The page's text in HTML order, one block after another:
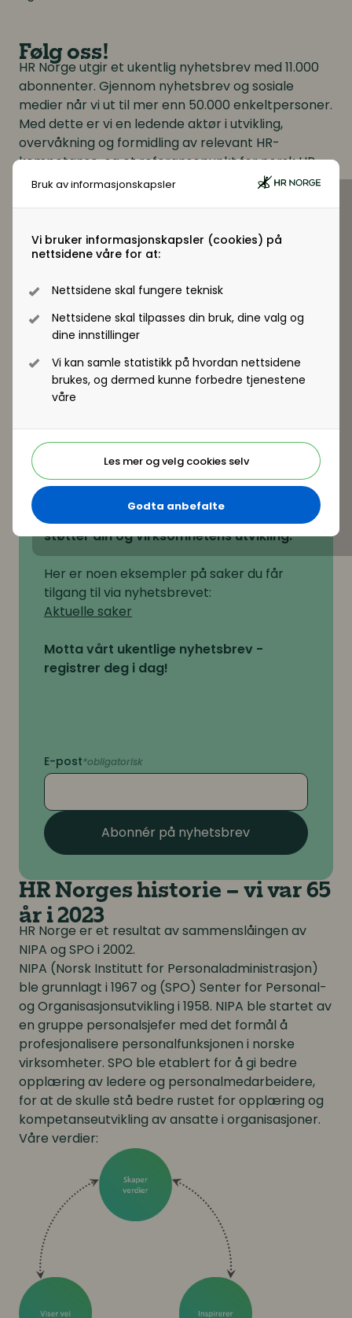
Bruk av informasjonskapsler
Vi bruker informasjonskapsler (cookies) på
nettsidene våre for at:
Nettsidene skal fungere teknisk
Nettsidene skal tilpasses din bruk, dine valg og
dine innstillinger
Vi kan samle statistikk på hvordan nettsidene
brukes, og dermed kunne forbedre tjenestene
våre
Les mer og velg cookies selv
Godta anbefalte
Følg oss!
HR Norge utgir et ukentlig nyhetsbrev med 11.000
abonnenter. Gjennom nyhetsbrev og sosiale
medier når vi ut til mer enn 50.000 enkeltpersoner.
Med dette er vi en ledende aktør i utvikling,
overvåkning og formidling av relevant HR-
kompetanse, og et referansepunkt for norsk HR.
Hold deg oppdatert innen HR,
arbeidsliv
HR Norge formidler forskning, nyheter
og trender innen HR, ledelse,
organisasjon og arbeidsliv.
støtter din og virksomhetens utvikling.
Her er noen eksempler på saker du får
tilgang til via nyhetsbrevet:
Aktuelle saker
Motta vårt ukentlige nyhetsbrev -
registrer deg i dag!
E-post
Abonnér på nyhetsbrev
HR Norges historie – vi var 65
år i 2023
HR Norge er et resultat av sammenslåingen av
NIPA og SPO i 2002.
NIPA (Norsk Institutt for Personaladministrasjon)
ble grunnlagt i 1967 og (SPO) Senter for Personal-
og Organisasjonsutvikling i 1958. NIPA ble startet av
en gruppe personalsjefer med det formål å
profesjonalisere personalfunksjonen i norske
virksomheter. SPO ble etablert for å gi bedre
opplæring av ledere og personalmedarbeidere,
for at de skulle stå bedre rustet for opplæring og
kompetanseutvikling av ansatte i organisasjoner.
Våre verdier: